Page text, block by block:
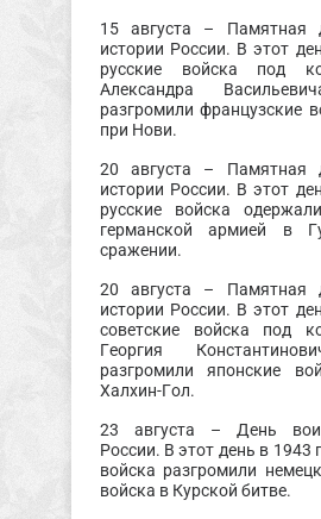
15 августа – Памятная
истории России. В этот
русские войска под
Александра
разгромили французские
при Нови.
20 августа – Памятная
истории России. В этот
русские войска
германской армией в
сражении.
20 августа – Памятная
истории России. В этот
советские войска под
Георгия
разгромили японские
Халхин-Гол.
23 августа – День
России. В этот день в 1943
войска разгромили
войска в Курской битве.